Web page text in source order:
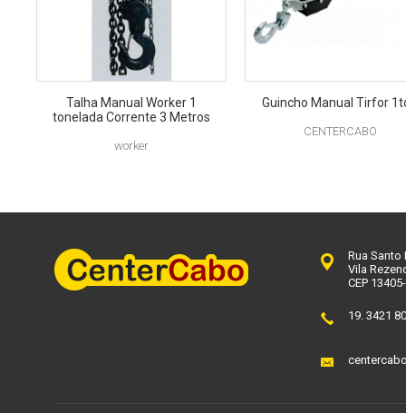
Talha Manual Worker 1
tonelada Corrente 3 Metros
worker
Guincho Manual Tirfor
CENTERCABO
Rua Santo
Vila
CEP
19. 3421